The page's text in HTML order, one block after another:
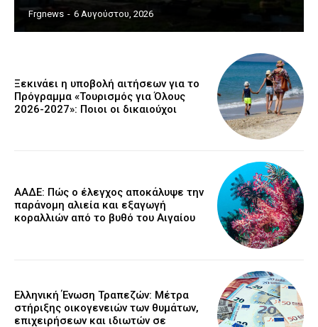
Frgnews - 6 Αυγούστου, 2026
Ξεκινάει η υποβολή αιτήσεων για το
Πρόγραμμα «Τουρισμός για Όλους
2026-2027»: Ποιοι οι δικαιούχοι
ΑΑΔΕ: Πώς ο έλεγχος αποκάλυψε την
παράνομη αλιεία και εξαγωγή
κοραλλιών από το βυθό του Αιγαίου
Ελληνική Ένωση Τραπεζών: Μέτρα
στήριξης οικογενειών των θυμάτων,
επιχειρήσεων και ιδιωτών σε